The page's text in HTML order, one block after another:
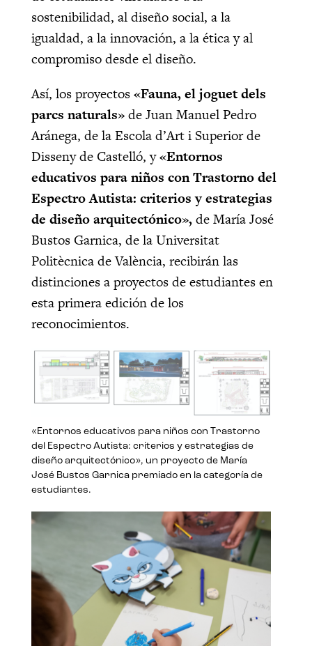
sostenibilidad, al diseño social, a la
igualdad, a la innovación, a la ética y al
compromiso desde el diseño.
Así, los proyectos«Fauna, el joguet dels
parcs naturals»de Juan Manuel Pedro
Aránega, de la Escola d’Art i Superior de
Disseny de Castelló, y«Entornos
educativos para niños con Trastorno del
Espectro Autista: criterios y estrategias
de diseño arquitectónico»,de María José
Bustos Garnica, de la Universitat
Politècnica de València, recibirán las
distinciones a proyectos de estudiantes en
esta primera edición de los
reconocimientos.
«Entornos educativos para niños con Trastorno
del Espectro Autista: criterios y estrategias de
diseño arquitectónico», un proyecto de María
José Bustos Garnica premiado en la categoría de
estudiantes.